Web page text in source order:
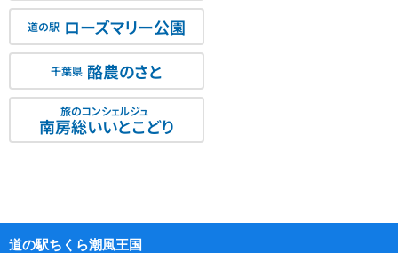
道の駅 ローズマリー公園
千葉県 酪農のさと
旅のコンシェルジュ
南房総いいとこどり
道の駅ちくら潮風王国